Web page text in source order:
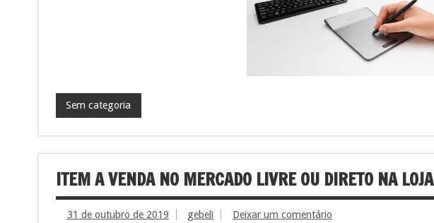
Sem categoria
ITEM A VENDA NO MERCADO LIVRE OU DIRETO NA LOJA
31 de outubro de 2019 gebeli Deixar um comentário